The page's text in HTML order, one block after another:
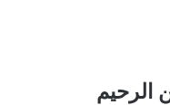
الرحیم